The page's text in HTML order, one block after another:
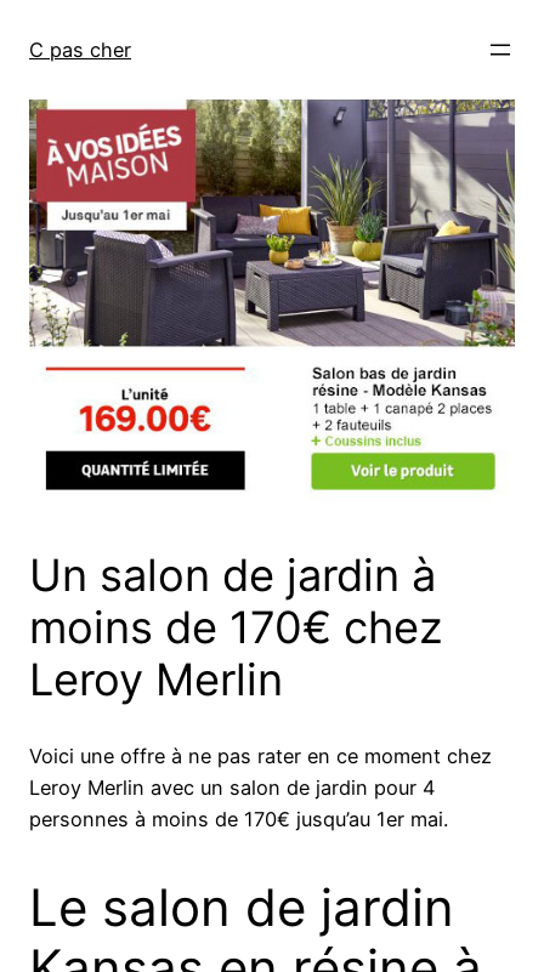
C pas cher
Un salon de jardin à
moins de 170€ chez
Leroy Merlin
Voici une offre à ne pas rater en ce moment chez
Leroy Merlin avec un salon de jardin pour 4
personnes à moins de 170€ jusqu’au 1er mai.
Le salon de jardin